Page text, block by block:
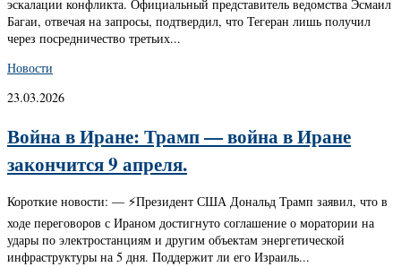
эскалации конфликта. Официальный представитель ведомства Эсмаил
Багаи, отвечая на запросы, подтвердил, что Тегеран лишь получил
через посредничество третьих...
Новости
23.03.2026
Война в Иране: Трамп — война в Иране
закончится 9 апреля.
Короткие новости: — ⚡️Президент США Дональд Трамп заявил, что в
ходе переговоров с Ираном достигнуто соглашение о моратории на
удары по электростанциям и другим объектам энергетической
инфраструктуры на 5 дня. Поддержит ли его Израиль...